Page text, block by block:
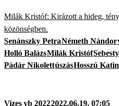
Milák Kristóf: Kirázott a hideg,
közönségben.
Senánszky PetraNémeth Nándor
Holló BalázsMilák Kristóf
Pádár NikolettúszásHosszú
Vizes vb 20222022.06.19. 07:05